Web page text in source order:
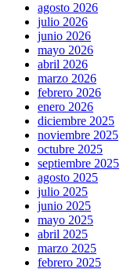
agosto 2026
julio 2026
junio 2026
mayo 2026
abril 2026
marzo 2026
febrero 2026
enero 2026
diciembre 2025
noviembre 2025
octubre 2025
septiembre 2025
agosto 2025
julio 2025
junio 2025
mayo 2025
abril 2025
marzo 2025
febrero 2025